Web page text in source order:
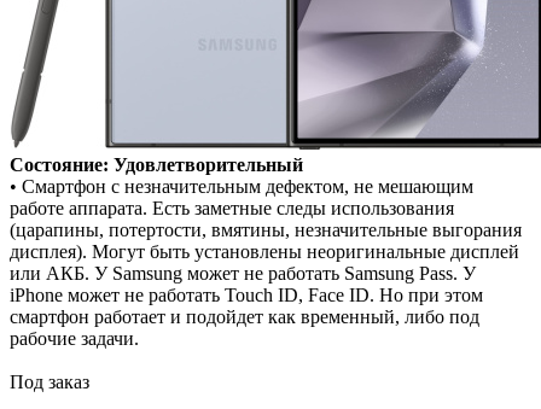
Состояние: Удовлетворительный
• Смартфон с незначительным дефектом, не мешающим
работе аппарата. Есть заметные следы использования
(царапины, потертости, вмятины, незначительные выгорания
дисплея). Могут быть установлены неоригинальные дисплей
или АКБ. У Samsung может не работать Samsung Pass. У
iPhone может не работать Touch ID, Face ID. Но при этом
смартфон работает и подойдет как временный, либо под
рабочие задачи.
Под заказ